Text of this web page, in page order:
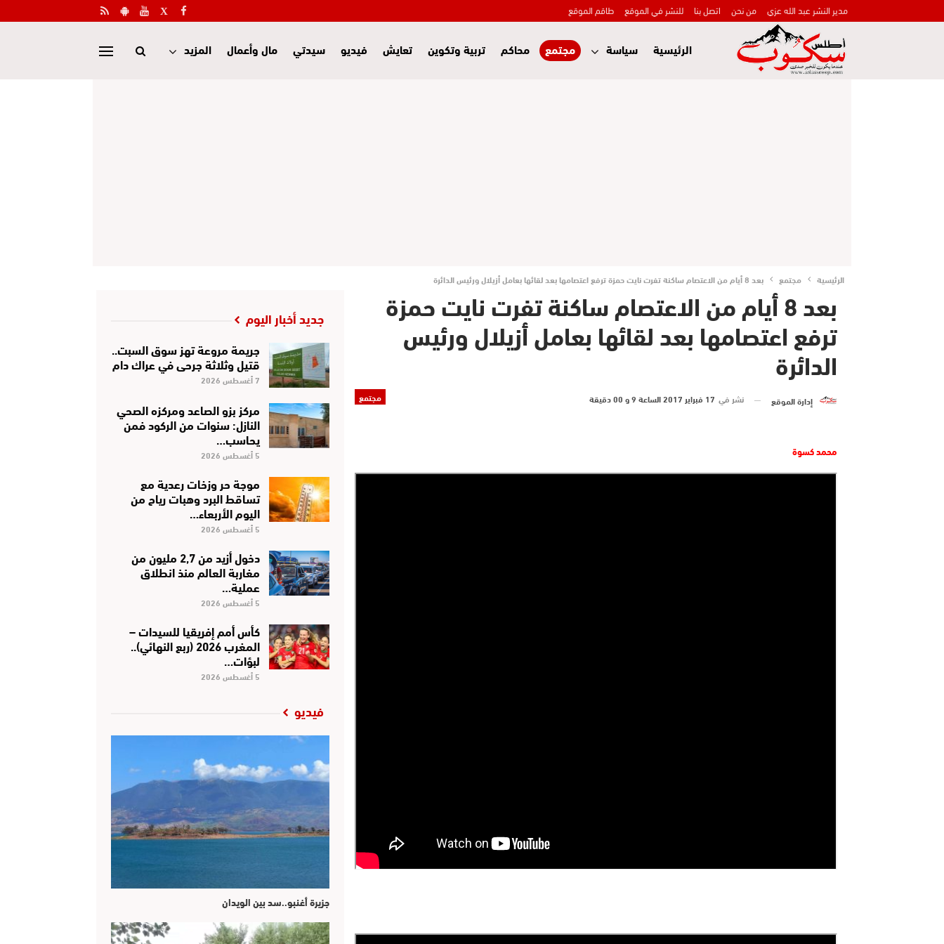
مدير النشر عبد الله عزي من نحن اتصل بنا للنشر في الموقع طاقم الموقع
الرئيسية سياسة مجتمع محاكم تربية وتكوين تعايش فيديو سيدتي مال وأعمال المزيد
الرئيسية مجتمع بعد 8 أيام من الاعتصام ساكنة تفرت نايت حمزة ترفع اعتصامها بعد لقائها بعامل أزيلال ورئيس الدائرة
بعد 8 أيام من الاعتصام ساكنة تفرت نايت حمزة
ترفع اعتصامها بعد لقائها بعامل أزيلال ورئيس
الدائرة
مجتمع إدارة الموقع نشر في 17 فبراير 2017 الساعة 9 و 00 دقيقة
محمد كسوة
جديد أخبار اليوم
جريمة مروعة تهز سوق السبت..
قتيل وثلاثة جرحى في عراك دام
7 أغسطس 2026
مركز بزو الصاعد ومركزه الصحي
النازل: سنوات من الركود فمن
يحاسب…
5 أغسطس 2026
موجة حر وزخات رعدية مع
تساقط البرد وهبات رياح من
اليوم الأربعاء…
5 أغسطس 2026
دخول أزيد من 2,7 مليون من
مغاربة العالم منذ انطلاق
عملية…
5 أغسطس 2026
كأس أمم إفريقيا للسيدات –
المغرب 2026 (ربع النهائي)..
لبؤات…
5 أغسطس 2026
فيديو
جزيرة أغنبو..سد بين الويدان